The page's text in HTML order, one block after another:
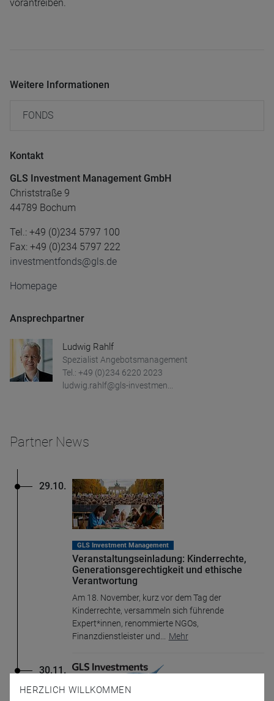
vorantreiben.
Weitere Informationen
FONDS
Kontakt
GLS Investment Management GmbH
Christstraße 9
44789 Bochum
Tel.: +49 (0)234 5797 100
Fax: +49 (0)234 5797 222
investmentfonds@gls.de
Homepage
Ansprechpartner
Ludwig Rahlf
Spezialist Angebotsmanagement
Tel.: +49 (0)234 6220 2023
ludwig.rahlf@gls-investmen...
Partner News
29.10.
GLS Investment Management
Veranstaltungseinladung: Kinderrechte,
Generationsgerechtigkeit und ethische
Verantwortung
Am 18. November, kurz vor dem Tag der
Kinderrechte, versammeln sich führende
Expert*innen, renommierte NGOs,
Finanzdienstleister und
Mehr
30.11.
HERZLICH WILLKOMMEN